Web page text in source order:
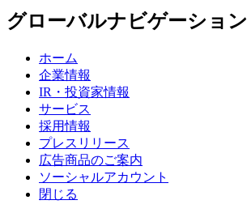
グローバルナビゲーション
ホーム
企業情報
IR・投資家情報
サービス
採用情報
プレスリリース
広告商品のご案内
ソーシャルアカウント
閉じる